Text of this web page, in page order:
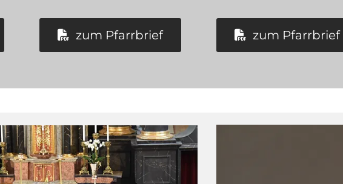
zum Pfarrbrief zum Pfarrbrief